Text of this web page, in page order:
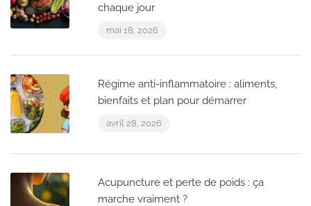
chaque jour
mai 18, 2026
Régime anti-inflammatoire : aliments,
bienfaits et plan pour démarrer
avril 28, 2026
Acupuncture et perte de poids : ça
marche vraiment ?